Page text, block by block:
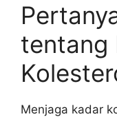
tentang
Menjaga kadar